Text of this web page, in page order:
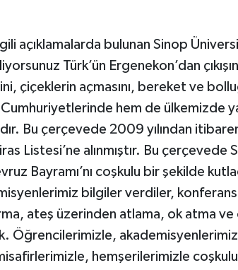
açıklamalarda bulunan Sinop
Türk’ün Ergenekon’dan
çiçeklerin açmasını, bereket ve
Cumhuriyetlerinde hem de ülkemizde
Bu çerçevede 2009 yılından
Listesi’ne alınmıştır. Bu çerçevede
Bayramı’nı coşkulu bir şekilde
bilgiler verdiler,
ateş üzerinden atlama, ok atma
Öğrencilerimizle,
hemşerilerimizle